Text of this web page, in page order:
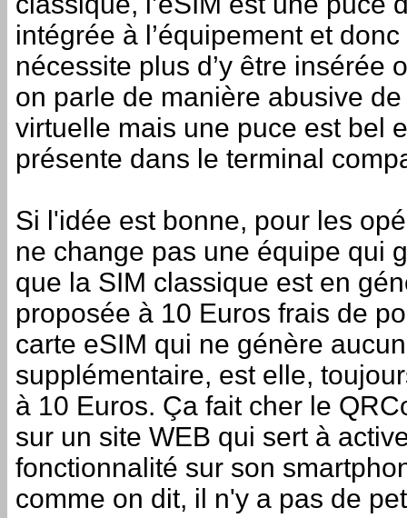
intégrée à l’équipement et donc
nécessite plus d’y être insérée
on parle de manière abusive
virtuelle mais une puce est bel
présente dans le terminal
Si l'idée est bonne, pour les
ne change pas une équipe qui
que la SIM classique est en
proposée à 10 Euros frais de
carte eSIM qui ne génère
supplémentaire, est elle,
à 10 Euros. Ça fait cher le
sur un site WEB qui sert à
fonctionnalité sur son
comme on dit, il n'y a pas de